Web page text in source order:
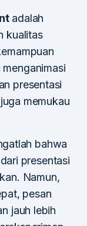
adalah
kualitas
presentasi
memukau
bahwa
presentasi
Namun,
pesan
jauh lebih